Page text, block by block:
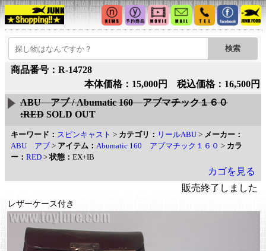
商品番号：R-14728
本体価格：15,000円 税込価格：16,500円
ABU アブ / Abumatic 160 アブマチック１６０
:RED SOLD OUT
キーワード： スピンキャスト > カテゴリ： リールABU > メーカー：
ABU アブ > アイテム： Abumatic 160 アブマチック１６０ > カラ
ー： RED >状態： EX+IB
カゴを見る
販売終了しました
レザーケース付き